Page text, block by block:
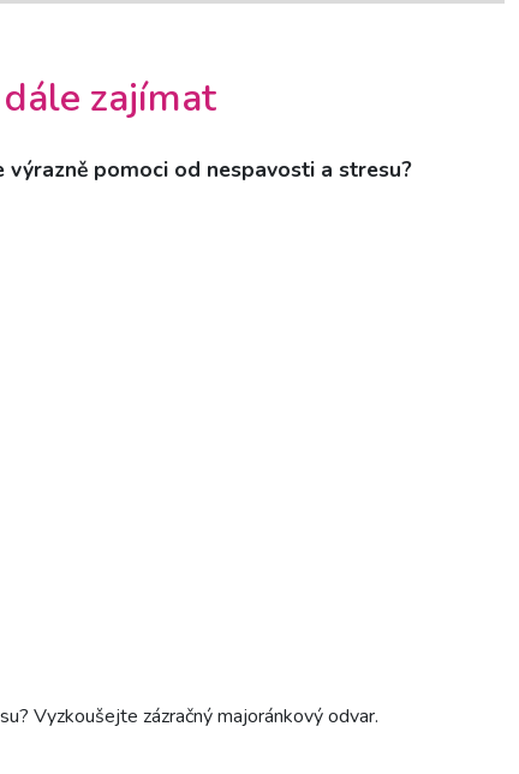
zajímat
pomoci od nespavosti a stresu?
Vyzkoušejte zázračný majoránkový odvar.